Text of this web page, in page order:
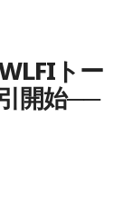
トー
開始──